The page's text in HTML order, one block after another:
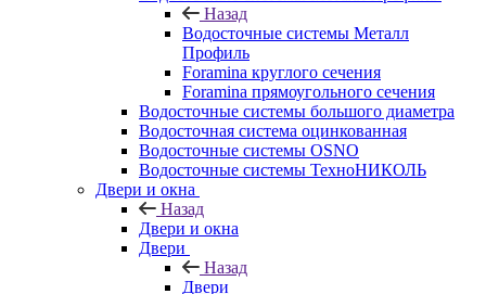
Назад
Водосточные системы Металл
Профиль
Foramina круглого сечения
Foramina прямоугольного сечения
Водосточные системы большого диаметра
Водосточная система оцинкованная
Водосточные системы OSNO
Водосточные системы ТехноНИКОЛЬ
Двери и окна
Назад
Двери и окна
Двери
Назад
Двери